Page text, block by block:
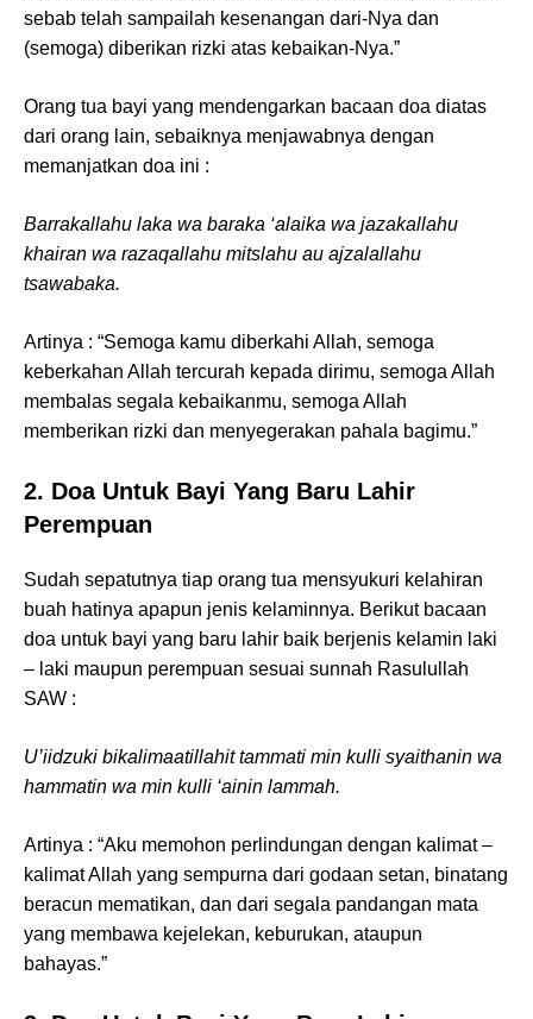
sebab telah sampailah kesenangan dari-Nya dan
(semoga) diberikan rizki atas kebaikan-Nya.”
Orang tua bayi yang mendengarkan bacaan doa diatas
dari orang lain, sebaiknya menjawabnya dengan
memanjatkan doa ini :
Barrakallahu laka wa baraka ‘alaika wa jazakallahu
khairan wa razaqallahu mitslahu au ajzalallahu
tsawabaka.
Artinya : “Semoga kamu diberkahi Allah, semoga
keberkahan Allah tercurah kepada dirimu, semoga Allah
membalas segala kebaikanmu, semoga Allah
memberikan rizki dan menyegerakan pahala bagimu.”
2. Doa Untuk Bayi Yang Baru Lahir
Perempuan
Sudah sepatutnya tiap orang tua mensyukuri kelahiran
buah hatinya apapun jenis kelaminnya. Berikut bacaan
doa untuk bayi yang baru lahir baik berjenis kelamin laki
– laki maupun perempuan sesuai sunnah Rasulullah
SAW :
U’iidzuki bikalimaatillahit tammati min kulli syaithanin wa
hammatin wa min kulli ‘ainin lammah.
Artinya : “Aku memohon perlindungan dengan kalimat –
kalimat Allah yang sempurna dari godaan setan, binatang
beracun mematikan, dan dari segala pandangan mata
yang membawa kejelekan, keburukan, ataupun
bahayas.”